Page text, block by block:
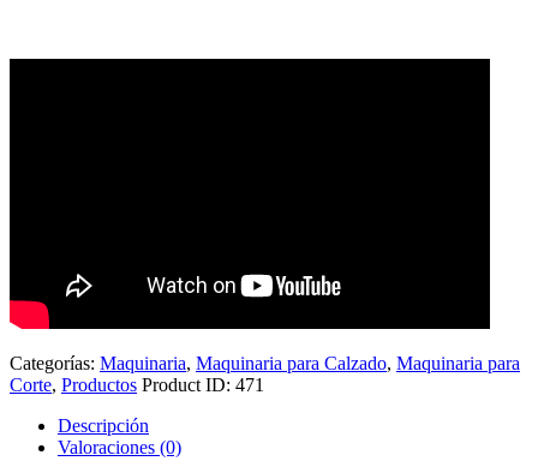
Categorías: Maquinaria, Maquinaria para Calzado, Maquinaria para
Corte, Productos Product ID: 471
Descripción
Valoraciones (0)